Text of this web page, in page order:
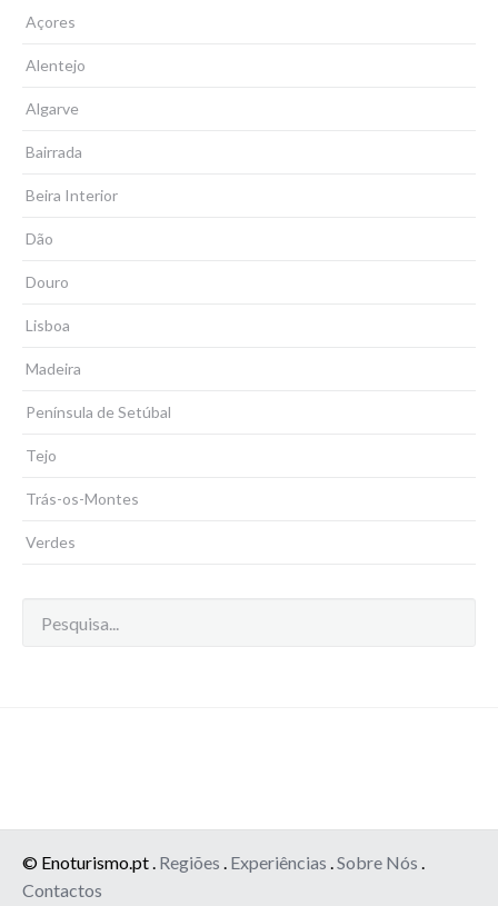
Açores
Alentejo
Algarve
Bairrada
Beira Interior
Dão
Douro
Lisboa
Madeira
Península de Setúbal
Tejo
Trás-os-Montes
Verdes
© Enoturismo.pt . Regiões . Experiências .Sobre Nós .
Contactos